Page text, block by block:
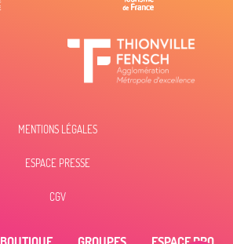
Contacter par
MENTIONS LÉGALES
ESPACE PRESSE
CGV